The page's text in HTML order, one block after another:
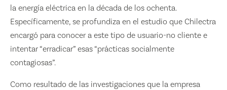
la energía eléctrica en la década de los ochenta.
Específicamente, se profundiza en el estudio que Chilectra
encargó para conocer a este tipo de usuario-no cliente e
intentar “erradicar” esas “prácticas socialmente
contagiosas”.
Como resultado de las investigaciones que la empresa